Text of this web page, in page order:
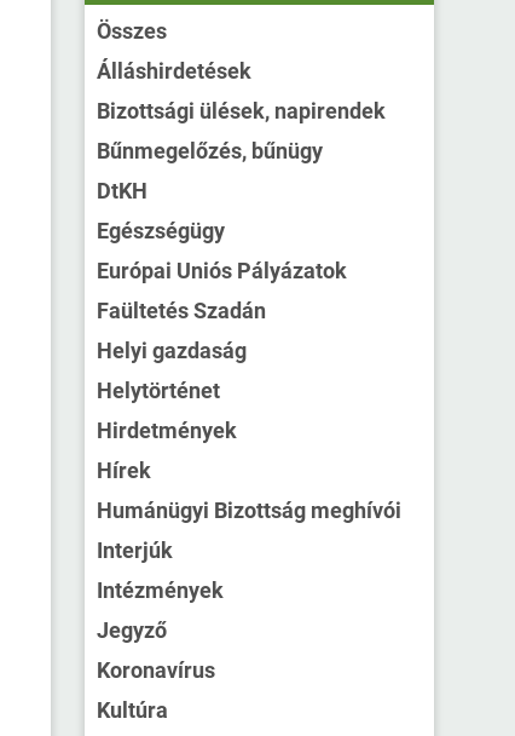
Összes
Álláshirdetések
Bizottsági ülések, napirendek
Bűnmegelőzés, bűnügy
DtKH
Egészségügy
Európai Uniós Pályázatok
Faültetés Szadán
Helyi gazdaság
Helytörténet
Hirdetmények
Hírek
Humánügyi Bizottság meghívói
Interjúk
Intézmények
Jegyző
Koronavírus
Kultúra